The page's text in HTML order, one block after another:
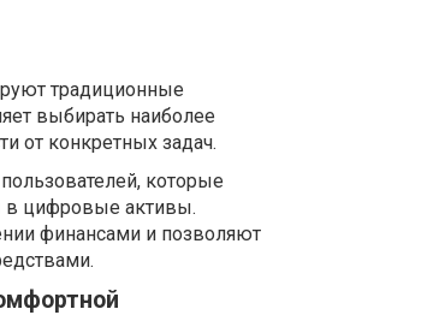
традиционные
выбирать наиболее
от конкретных задач.
которые
в цифровые активы.
финансами и позволяют